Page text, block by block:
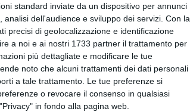
standard inviate da un dispositivo per annunci
dell'audience e sviluppo dei servizi. Con la
precisi di geolocalizzazione e identificazione
a noi e ai nostri 1733 partner il trattamento per
più dettagliate e modificare le tue
noto che alcuni trattamenti dei dati personali
a tale trattamento. Le tue preferenze si
o revocare il consenso in qualsiasi
in fondo alla pagina web.
a Giovinazzo
Panino della